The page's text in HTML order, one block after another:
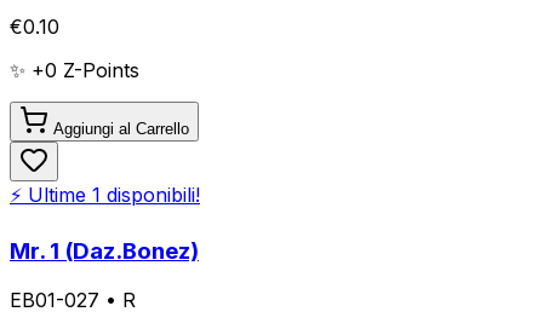
€0.10
✨ +0 Z-Points
Aggiungi al Carrello
⚡ Ultime 1 disponibili!
Mr. 1 (Daz.Bonez)
EB01-027 • R